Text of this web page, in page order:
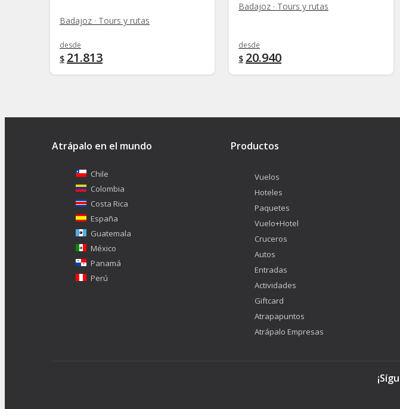
Badajoz · Tours y rutas
desde
$ 21.813
Badajoz · Tours y rutas
desde
$ 20.940
Atrápalo en el mundo
Chile
Colombia
Costa Rica
España
Guatemala
México
Panamá
Perú
Productos
Vuelos
Hoteles
Paquetes
Vuelo+Hotel
Cruceros
Autos
Entradas
Actividades
Giftcard
Atrapapuntos
Atrápalo Empresas